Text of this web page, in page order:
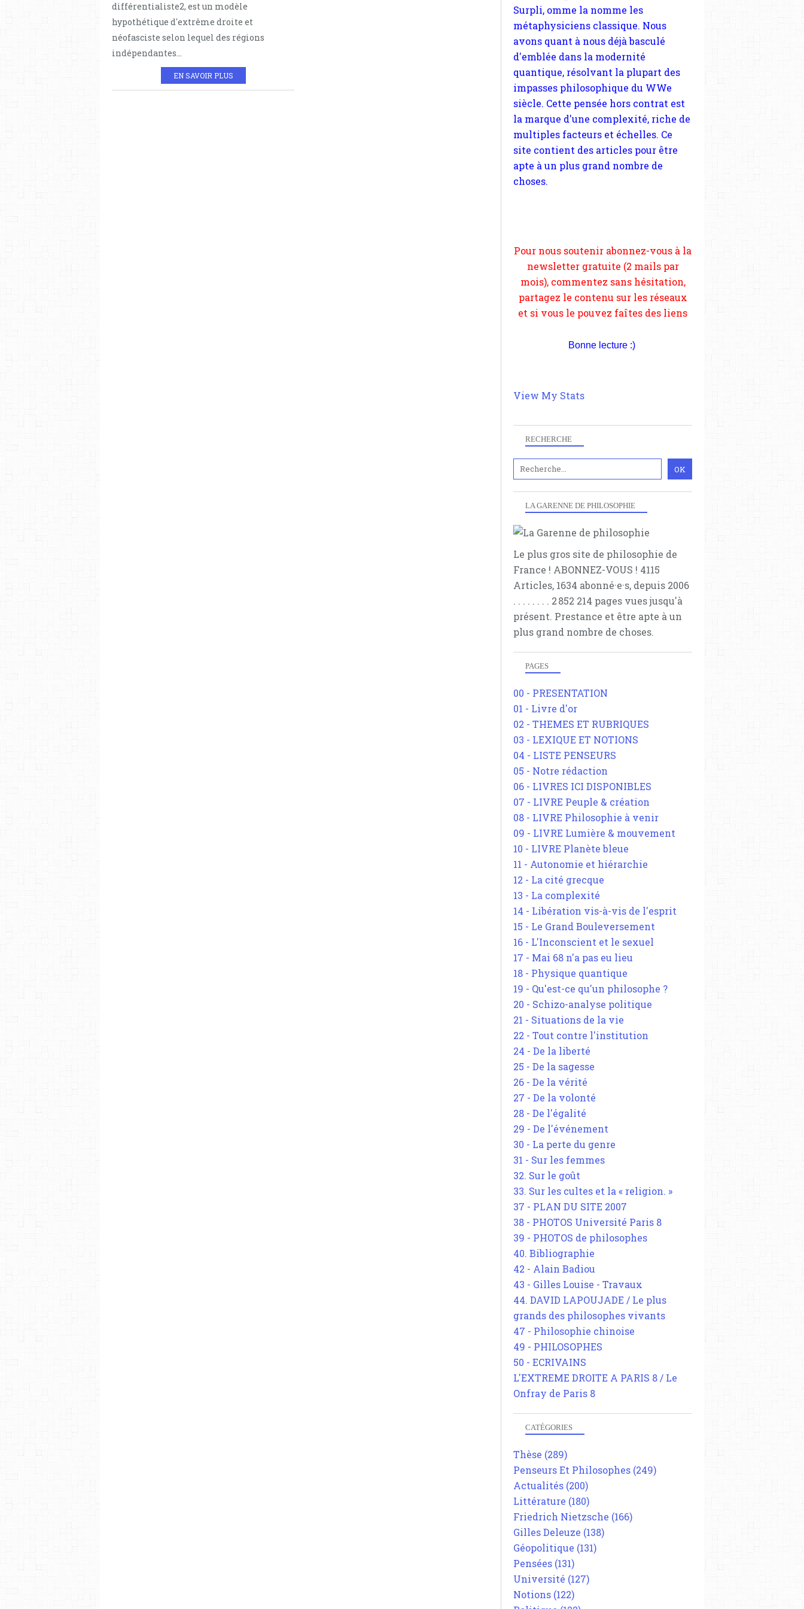
différentialiste2, est un modèle
hypothétique d'extrême droite et
néofasciste selon lequel des régions
indépendantes...
EN SAVOIR PLUS
RECHERCHE
LA GARENNE DE PHILOSOPHIE
Le plus gros site de philosophie de
France ! ABONNEZ-VOUS ! 4115
Articles, 1634 abonné·e·s, depuis 2006
. . . . . . . . 2 852 214 pages vues jusqu'à
présent. Prestance et être apte à un
plus grand nombre de choses.
PAGES
00 - PRESENTATION
01 - Livre d'or
02 - THEMES ET RUBRIQUES
03 - LEXIQUE ET NOTIONS
04 - LISTE PENSEURS
05 - Notre rédaction
06 - LIVRES ICI DISPONIBLES
07 - LIVRE Peuple & création
08 - LIVRE Philosophie à venir
09 - LIVRE Lumière & mouvement
10 - LIVRE Planète bleue
11 - Autonomie et hiérarchie
12 - La cité grecque
13 - La complexité
14 - Libération vis-à-vis de l'esprit
15 - Le Grand Bouleversement
16 - L'Inconscient et le sexuel
17 - Mai 68 n'a pas eu lieu
18 - Physique quantique
19 - Qu'est-ce qu'un philosophe ?
20 - Schizo-analyse politique
21 - Situations de la vie
22 - Tout contre l'institution
24 - De la liberté
25 - De la sagesse
26 - De la vérité
27 - De la volonté
28 - De l'égalité
29 - De l'événement
30 - La perte du genre
31 - Sur les femmes
32. Sur le goût
33. Sur les cultes et la « religion. »
37 - PLAN DU SITE 2007
38 - PHOTOS Université Paris 8
39 - PHOTOS de philosophes
40. Bibliographie
42 - Alain Badiou
43 - Gilles Louise - Travaux
44. DAVID LAPOUJADE / Le plus
grands des philosophes vivants
47 - Philosophie chinoise
49 - PHILOSOPHES
50 - ECRIVAINS
L'EXTREME DROITE A PARIS 8 / Le
Onfray de Paris 8
CATÉGORIES
Thèse (289)
Penseurs Et Philosophes (249)
Actualités (200)
Littérature (180)
Friedrich Nietzsche (166)
Gilles Deleuze (138)
Géopolitique (131)
Pensées (131)
Université (127)
Notions (122)
quantique, résolvant la plupart des
impasses philosophique du WWe
siècle. Cette pensée hors contrat est
la marque d'une complexité, riche de
multiples facteurs et échelles. Ce
site contient des articles pour être
apte à un plus grand nombre de
choses.
et si vous le pouvez faîtes des liens
depuis votre site.
Bonne lecture :)
View My Stats